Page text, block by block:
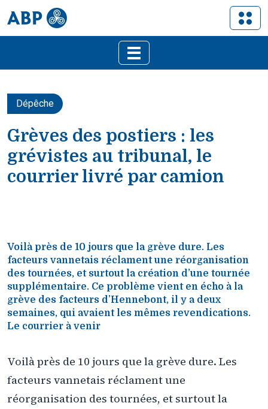
Dépêche
Grèves des postiers : les
grévistes au tribunal, le
courrier livré par camion
Voilà près de 10 jours que la grève dure. Les
facteurs vannetais réclament une réorganisation
des tournées, et surtout la création d’une tournée
supplémentaire. Ce problème vient en écho à la
grève des facteurs d’Hennebont, il y a deux
semaines, qui avaient les mêmes revendications.
Le courrier à venir
Voilà près de 10 jours que la grève dure. Les
facteurs vannetais réclament une
réorganisation des tournées, et surtout la